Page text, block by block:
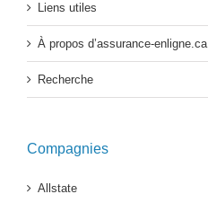
Liens utiles
À propos d’assurance-enligne.ca
Recherche
Compagnies
Allstate